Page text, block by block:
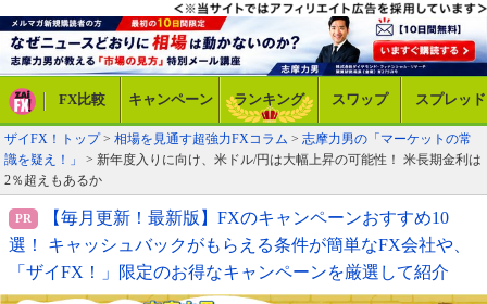
FX比較 キャンペーン ランキング スワップ スプレッド
ザイFX！トップ> 相場を見通す超強力FXコラム > 志摩力男の「マーケットの常
識を疑え！」
> 新年度入りに向け、米ドル/円は大幅上昇の可能性！ 米長期金利は
2％超えもあるか
【毎月更新！最新版】FXのキャンペーンおすすめ10
選！ キャッシュバックがもらえる条件が簡単なFX会社や、
「ザイFX！」限定のお得なキャンペーンを厳選して紹介